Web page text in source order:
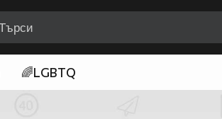
🌈LGBTQ